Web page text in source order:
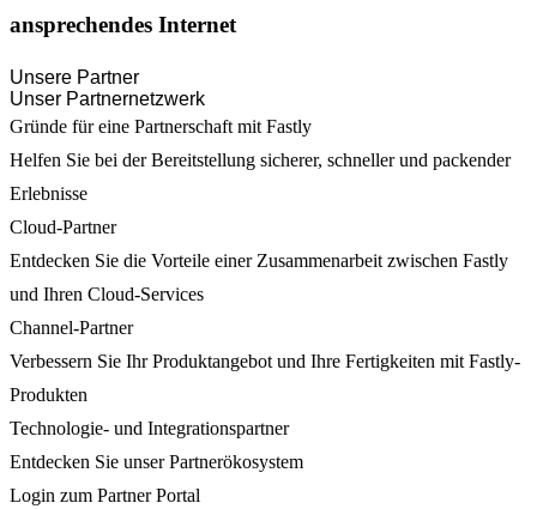
ansprechendes Internet
Unsere Partner
Unser Partnernetzwerk
Gründe für eine Partnerschaft mit Fastly
Helfen Sie bei der Bereitstellung sicherer, schneller und packender
Erlebnisse
Cloud-Partner
Entdecken Sie die Vorteile einer Zusammenarbeit zwischen Fastly
und Ihren Cloud-Services
Channel-Partner
Verbessern Sie Ihr Produktangebot und Ihre Fertigkeiten mit Fastly-
Produkten
Technologie- und Integrationspartner
Entdecken Sie unser Partnerökosystem
Login zum Partner Portal